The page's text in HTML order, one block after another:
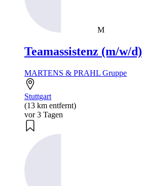
M
Teamassistenz (m/w/d)
MARTENS & PRAHL Gruppe
Stuttgart
(13 km entfernt)
vor 3 Tagen